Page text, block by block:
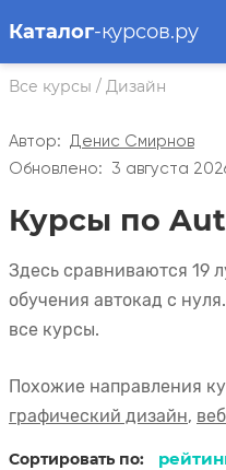
Каталог-курсов.ру
Все курсы / Дизайн
Автор: Денис Смирнов
Обновлено:
3 августа
Курсы по
Здесь сравниваются 19
обучения автокад с
все курсы.
Похожие направления
графический дизайн,
Сортировать по: